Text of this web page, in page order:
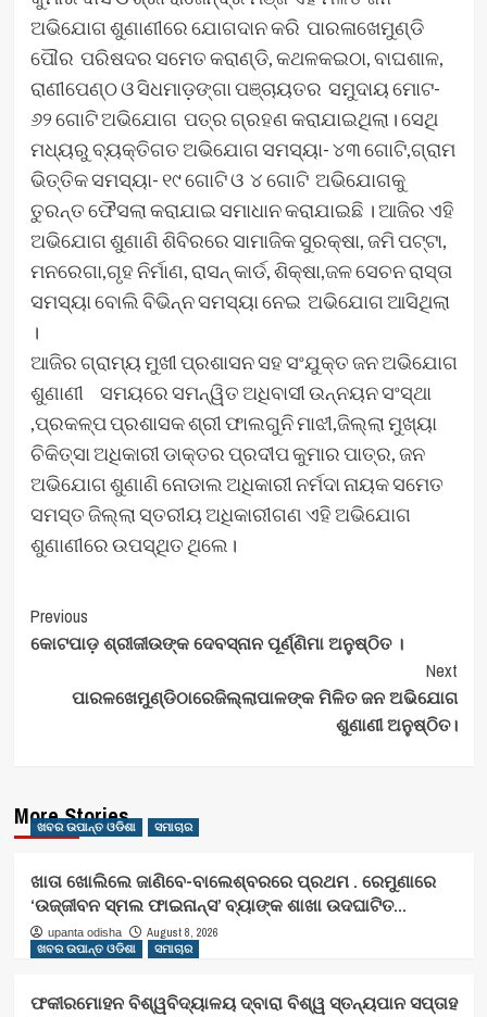
ଅଭିଯୋଗ ଶୁଣାଣୀରେ ଯୋଗଦାନ କରି ପାରଳାଖେମୁଣ୍ଡି
ପୌର ପରିଷଦର ସମେତ କରାଣ୍ଡି, କଥଳକଇଠା, ବାଘଶାଳ,
ରାଣୀପେଣ୍ଠ ଓ ସିଧମାଡ଼ଙ୍ଗା ପଞ୍ଚାୟତର ସମୁଦାୟ ମୋଟ-
୬୨ ଗୋଟି ଅଭିଯୋଗ ପତ୍ର ଗ୍ରହଣ କରାଯାଇଥିଲା। ସେଥି
ମଧ୍ୟରୁ ବ୍ୟକ୍ତିଗତ ଅଭିଯୋଗ ସମସ୍ୟା- ୪୩ ଗୋଟି,ଗ୍ରାମ
ଭିତ୍ତିକ ସମସ୍ୟା- ୧୯ ଗୋଟି ଓ ୪ ଗୋଟି ଅଭିଯୋଗକୁ
ତୁରନ୍ତ ଫୈସଲା କରାଯାଇ ସମାଧାନ କରାଯାଇଛି । ଆଜିର ଏହି
ଅଭିଯୋଗ ଶୁଣାଣି ଶିବିରରେ ସାମାଜିକ ସୁରକ୍ଷା, ଜମି ପଟ୍ଟା,
ମନରେଗା,ଗୃହ ନିର୍ମାଣ, ରାସନ୍ କାର୍ଡ, ଶିକ୍ଷା,ଜଳ ସେଚନ ରାସ୍ତା
ସମସ୍ୟା ବୋଲି ବିଭିନ୍ନ ସମସ୍ୟା ନେଇ ଅଭିଯୋଗ ଆସିଥିଲା
।
ଆଜିର ଗ୍ରାମ୍ୟ ମୁଖୀ ପ୍ରଶାସନ ସହ ସଂଯୁକ୍ତ ଜନ ଅଭିଯୋଗ
ଶୁଣାଣୀ ସମୟରେ ସମନ୍ୱିତ ଅଧିବାସୀ ଉନ୍ନୟନ ସଂସ୍ଥା
,ପ୍ରକଳ୍ପ ପ୍ରଶାସକ ଶ୍ରୀ ଫାଲଗୁନି ମାଝୀ,ଜିଲ୍ଲା ମୁଖ୍ୟା
ଚିକିତ୍ସା ଅଧିକାରୀ ଡାକ୍ତର ପ୍ରଦୀପ କୁମାର ପାତ୍ର, ଜନ
ଅଭିଯୋଗ ଶୁଣାଣି ନୋଡାଲ ଅଧିକାରୀ ନର୍ମଦା ନାୟକ ସମେତ
ସମସ୍ତ ଜିଲ୍ଲା ସ୍ତରୀୟ ଅଧିକାରୀଗଣ ଏହି ଅଭିଯୋଗ
ଶୁଣାଣୀରେ ଉପସ୍ଥିତ ଥିଲେ।
Post
Navigation
Previous
କୋଟପାଡ଼ ଶ୍ରୀଜୀଉଙ୍କ ଦେବସ୍ନାନ ପୂର୍ଣ୍ଣିମା ଅନୁଷ୍ଠିତ ।
Next
ପାରଳଖେମୁଣ୍ଡିଠାରେଜିଲ୍ଲାପାଳଙ୍କ ମିଳିତ ଜନ ଅଭିଯୋଗ
ଶୁଣାଣୀ ଅନୁଷ୍ଠିତ।
More Stories
ଖବର ଉପାନ୍ତ ଓଡିଶା ସମାଚାର
ଖାତା ଖୋଲିଲେ ଜାଣିବେ-ବାଲେଶ୍ବରରେ ପ୍ରଥମ . ରେମୁଣାରେ
‘ଉଜ୍ଜୀବନ ସ୍ମଲ ଫାଇନାନ୍ସ’ ବ୍ୟାଙ୍କ ଶାଖା ଉଦଘାଟିତ…
upanta odisha
August 8, 2026
ଖବର ଉପାନ୍ତ ଓଡିଶା
ସମାଚାର
ଫକୀରମୋହନ ବିଶ୍ୱବିଦ୍ୟାଳୟ ଦ୍ବାରା ବିଶ୍ୱ ସ୍ତନ୍ୟପାନ ସପ୍ତାହ